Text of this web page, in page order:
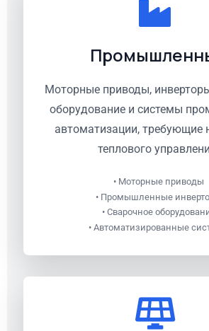
Моторные приводы,
оборудование и системы
автоматизации, требующие
теплового
• Моторные приводы
• Промышленные
• Сварочное
• Автоматизированные